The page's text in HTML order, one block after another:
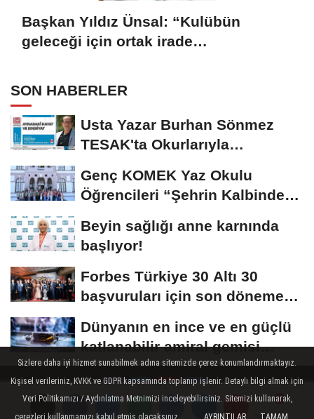
Yorumlar
Yorumlar
Başkan Yıldız Ünsal: “Kulübün
geleceği için ortak irade
SON HABERLER
Usta Yazar Burhan Sönmez
TESAK'ta Okurlarıyla
Genç KOMEK Yaz Okulu
Öğrencileri “Şehrin Kalbinde
Beyin sağlığı anne karnında
başlıyor!
Forbes Türkiye 30 Altı 30
başvuruları için son dönemece
Dünyanın en ince ve en güçlü
katlanabilir amiral gemisi
HONOR Magic...
Sizlere daha iyi hizmet sunabilmek adına sitemizde çerez konumlandırmaktayız.
Kişisel verileriniz, KVKK ve GDPR kapsamında toplanıp işlenir. Detaylı bilgi almak için
Veri Politikamızı / Aydınlatma Metnimizi inceleyebilirsiniz. Sitemizi kullanarak,
çerezleri kullanmamızı kabul etmiş olacaksınız.
AYRINTILAR TAMAM